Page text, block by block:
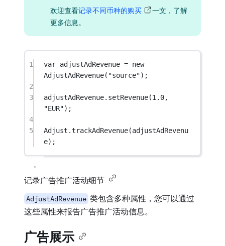
欢迎查看记录不同币种的购买
一文，了解
更多信息。
1 var adjustAdRevenue = new
AdjustAdRevenue( "source");
2
3
adjustAdRevenue. setRevenue(1.0
"EUR");
4
5
Adjust.trackAdRevenue(adjustAdRevenu
e);
记录广告推广活动细节
AdjustAdRevenue 类包含多种属性，您可以通过
这些属性来报告广告推广活动信息。
广告展示